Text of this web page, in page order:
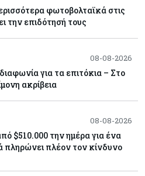
φωτοβολταϊκά στις
την επιδότησή τους
08-08-2026
για τα επιτόκια – Στο
ακρίβεια
08-08-2026
$510.000 την ημέρα για ένα
πληρώνει πλέον τον κίνδυνο